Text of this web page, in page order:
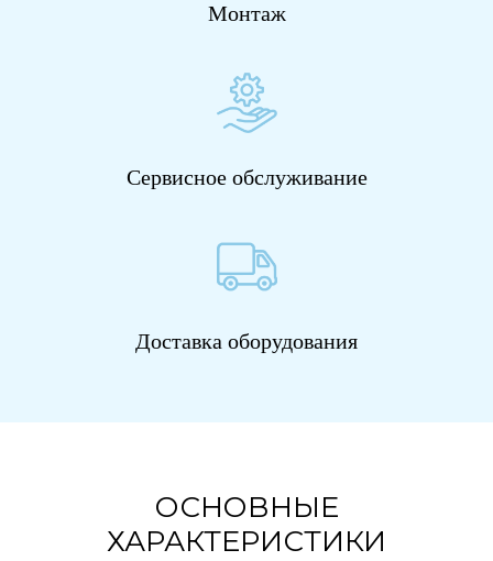
Монтаж
Сервисное обслуживание
Доставка оборудования
ОСНОВНЫЕ
ХАРАКТЕРИСТИКИ